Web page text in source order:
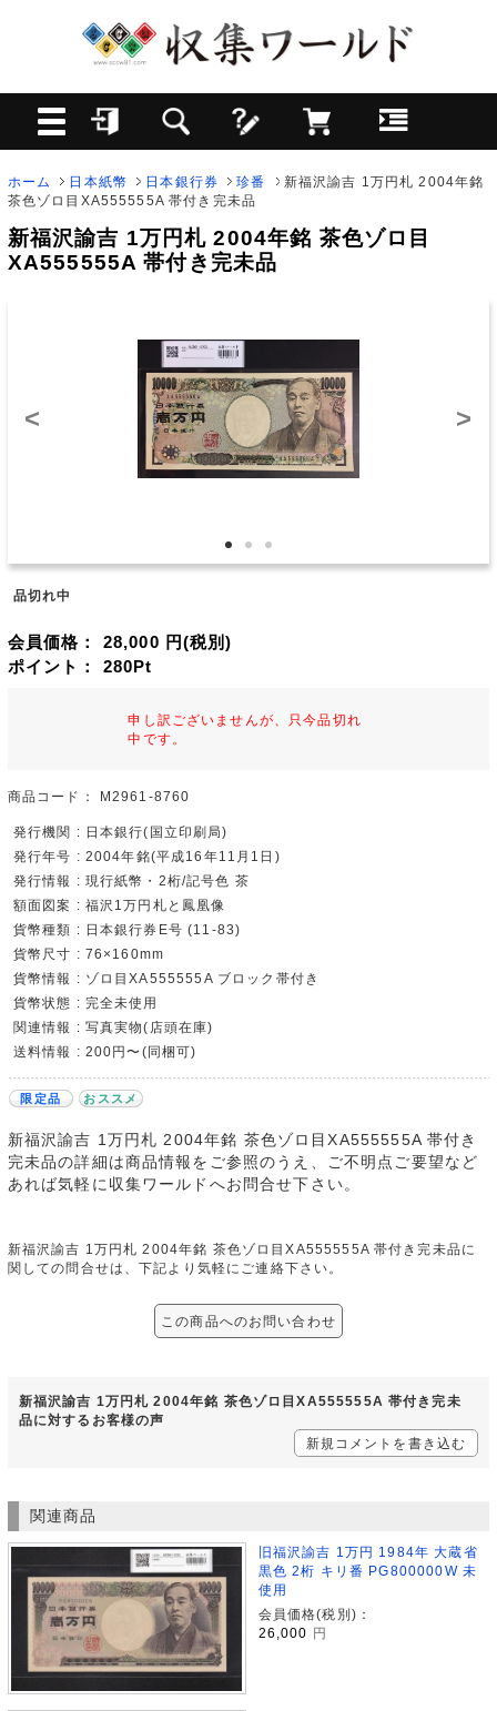
ホーム 日本紙幣 日本銀行券 珍番
新福沢諭吉 1万円札 2004年銘
茶色ゾロ目XA555555A 帯付き完未品
新福沢諭吉 1万円札 2004年銘 茶色ゾロ目
XA555555A 帯付き完未品
< >
品切れ中
会員価格： 28,000 円(税別)
ポイント： 280Pt
申し訳ございませんが、只今品切れ
中です。
商品コード： M2961-8760
発行機関 : 日本銀行(国立印刷局)
発行年号 : 2004年銘(平成16年11月1日)
発行情報 : 現行紙幣・2桁/記号色 茶
額面図案 : 福沢1万円札と鳳凰像
貨幣種類 : 日本銀行券E号 (11-83)
貨幣尺寸 : 76×160mm
貨幣情報 : ゾロ目XA555555A ブロック帯付き
貨幣状態 : 完全未使用
関連情報 : 写真実物(店頭在庫)
送料情報 : 200円〜(同梱可)
限定品 おススメ
新福沢諭吉 1万円札 2004年銘 茶色ゾロ目XA555555A 帯付き
完未品の詳細は商品情報をご参照のうえ、ご不明点ご要望など
あれば気軽に収集ワールドへお問合せ下さい。
新福沢諭吉 1万円札 2004年銘 茶色ゾロ目XA555555A 帯付き完未品に
関しての問合せは、下記より気軽にご連絡下さい。
この商品へのお問い合わせ
新福沢諭吉 1万円札 2004年銘 茶色ゾロ目XA555555A 帯付き完未
品に対するお客様の声
新規コメントを書き込む
関連商品
旧福沢諭吉 1万円 1984年 大蔵省
黒色 2桁 キリ番 PG800000W 未
使用
会員価格(税別)：
26,000
円